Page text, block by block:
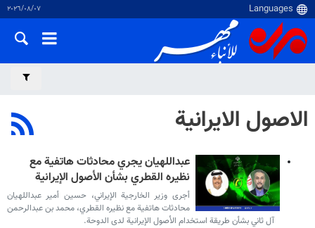
٠٧‏/٠٨‏/٢٠٢٦
الاصول الايرانية
عبداللهيان يجري محادثات هاتفية مع
نظيره القطري بشأن الأصول الإيرانية
أجرى وزير الخارجية الإيراني، حسين أمير عبداللهيان
محادثات هاتفية مع نظيره القطري، محمد بن عبدالرحمن
آل ثاني بشأن طريقة استخدام الأصول الإيرانية لدى الدوحة.